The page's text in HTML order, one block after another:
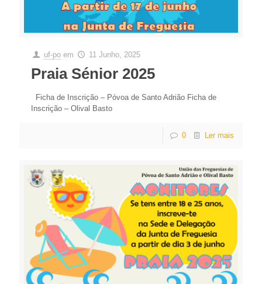
uf-po em 11 Junho, 2025
Praia Sénior 2025
Ficha de Inscrição – Póvoa de Santo Adrião Ficha de
Inscrição – Olival Basto
0 Ler mais